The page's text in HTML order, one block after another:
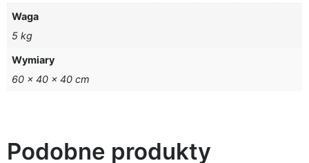
Waga
5 kg
Wymiary
60 × 40 × 40 cm
Podobne produkty